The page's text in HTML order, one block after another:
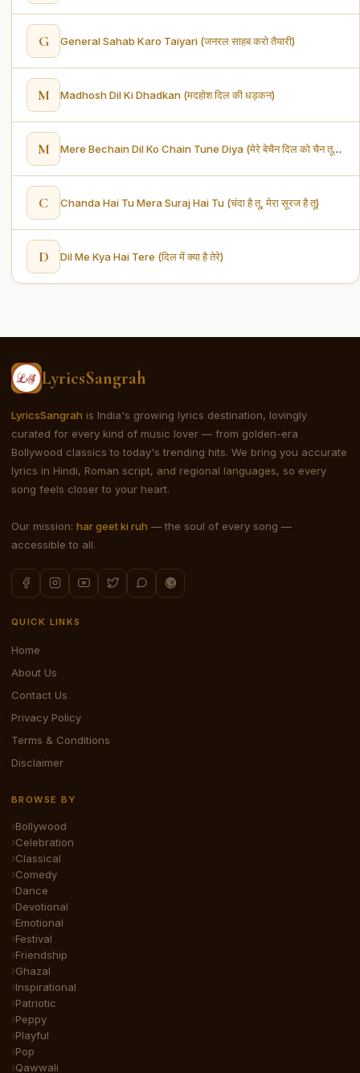
G General Sahab Karo Taiyari (जनरल साहब करो तैयारी)
M Madhosh Dil Ki Dhadkan (मदहोश दिल की धड़कन)
M Mere Bechain Dil Ko Chain Tune Diya (मेरे बेचैन दिल को चैन तूने दिया)
C Chanda Hai Tu Mera Suraj Hai Tu (चंदा है तू, मेरा सूरज है तू)
D Dil Me Kya Hai Tere (दिल में क्या है तेरे)
LyricsSangrah
LyricsSangrah is India's growing lyrics destination, lovingly
curated for every kind of music lover — from golden-era
Bollywood classics to today's trending hits. We bring you accurate
lyrics in Hindi, Roman script, and regional languages, so every
song feels closer to your heart.
Our mission: har geet ki ruh — the soul of every song —
accessible to all.
QUICK LINKS
Home
About Us
Contact Us
Privacy Policy
Terms & Conditions
Disclaimer
BROWSE BY
Bollywood
Celebration
Classical
Comedy
Dance
Devotional
Emotional
Festival
Friendship
Ghazal
Inspirational
Patriotic
Peppy
Playful
Pop
Qawwali